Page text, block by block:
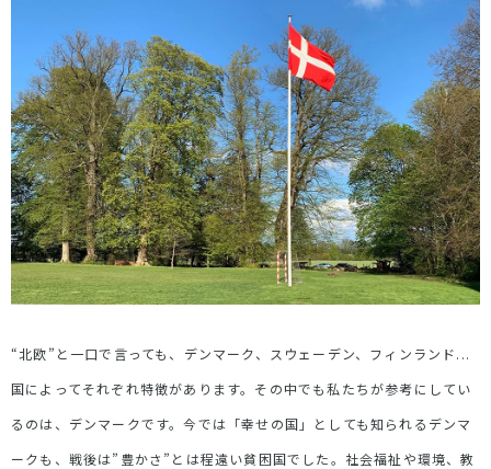
“北欧”と一口で言っても、デンマーク、スウェーデン、フィンランド...
国によってそれぞれ特徴があります。その中でも私たちが参考にしてい
るのは、デンマークです。今では「幸せの国」としても知られるデンマ
ークも、戦後は”豊かさ”とは程遠い貧困国でした。社会福祉や環境、教